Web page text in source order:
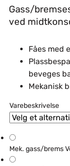
Gass/
ved
Fåes med
beveges
Mekanisk
Varebeskrivelse
Mek. gass/brems